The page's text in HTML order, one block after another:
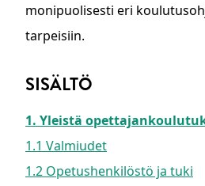
monipuolisesti eri
tarpeisiin.
SISÄLTÖ
1. Yleistä
1.1 Valmiudet
1.2 Opetushenkilöstö ja tuki